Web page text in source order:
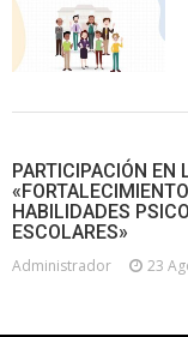
PARTICIPACIÓN EN
HABILIDADES
ESCOLARES»
Administrador 23